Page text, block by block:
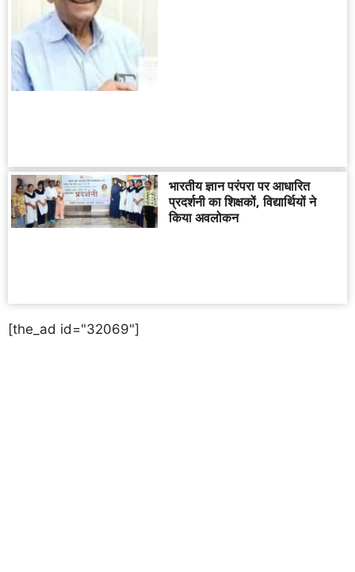
भारतीय ज्ञान परंपरा पर आधारित
प्रदर्शनी का शिक्षकों, विद्यार्थियों ने
किया अवलोकन
[the_ad id="32069"]